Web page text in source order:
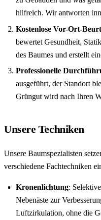
hilfreich. Wir antworten
Kostenlose Vor-Ort-
bewertet Gesundheit,
des Baumes und erstellt
Professionelle
ausgeführt, der Standort
Grüngut wird nach Ihren
Unsere Techniken
Unsere Baumspezialisten
verschiedene Fachtechniken
Kronenlichtung:
Nebenäste zur
Luftzirkulation, ohne die